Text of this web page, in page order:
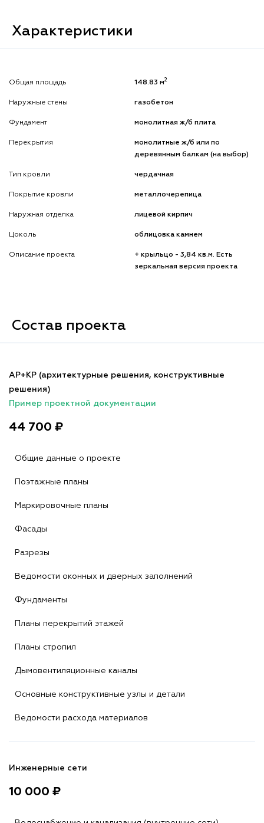
Характеристики
Общая площадь 148.83 м2
Наружные стены газобетон
Фундамент монолитная ж/б плита
Перекрытия
монолитные ж/б или по
деревянным балкам (на выбор)
Тип кровли чердачная
Покрытие кровли металлочерепица
Наружная отделка лицевой кирпич
Цоколь облицовка камнем
Описание проекта
+ крыльцо - 3,84 кв.м. Есть
зеркальная версия проекта
Состав проекта
АР+КР (архитектурные решения, конструктивные
решения)
Пример проектной документации
44 700 ₽
Общие данные о проекте
Поэтажные планы
Маркировочные планы
Фасады
Разрезы
Ведомости оконных и дверных заполнений
Фундаменты
Планы перекрытий этажей
Планы стропил
Дымовентиляционные каналы
Основные конструктивные узлы и детали
Ведомости расхода материалов
Инженерные сети
10 000 ₽